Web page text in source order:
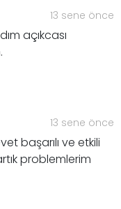
13 sene önce
açıkcası
13 sene önce
başarılı ve etkili
problemlerim